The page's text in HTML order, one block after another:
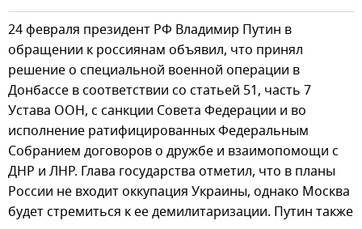
24 февраля президент РФ Владимир Путин в
обращении к россиянам объявил, что принял
решение о специальной военной операции в
Донбассе в соответствии со статьей 51, часть 7
Устава ООН, с санкции Совета Федерации и во
исполнение ратифицированных Федеральным
Собранием договоров о дружбе и взаимопомощи с
ДНР и ЛНР. Глава государства отметил, что в планы
России не входит оккупация Украины, однако Москва
будет стремиться к ее демилитаризации. Путин также